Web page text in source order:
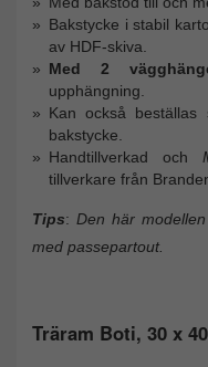
Bakstycke i stabil
av HDF-skiva.
Med 2
upphängning.
Kan också
bakstycke.
Handtillverkad och
tillverkare från
Tips: Den här
med passepartout.
Träram Boti, 30 x